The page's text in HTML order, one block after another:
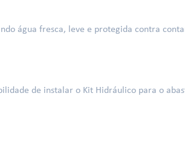
água fresca, leve e protegida contra
de instalar o Kit Hidráulico para o